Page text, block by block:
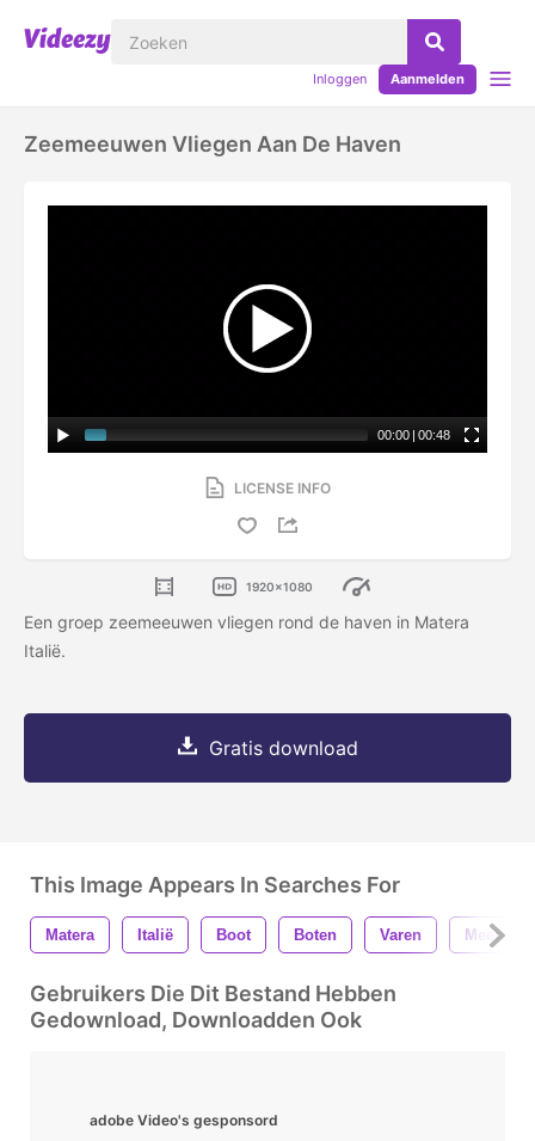
Inloggen Aanmelden
Zeemeeuwen Vliegen Aan De Haven
00:00 | 00:48
LICENSE INFO
1920x1080
Een groep zeemeeuwen vliegen rond de haven in Matera
Italië.
Gratis download
This Image Appears In Searches For
Matera Italië Boot Boten Varen Meeuwen
Gebruikers Die Dit Bestand Hebben
Gedownload, Downloadden Ook
adobe Video's gesponsord